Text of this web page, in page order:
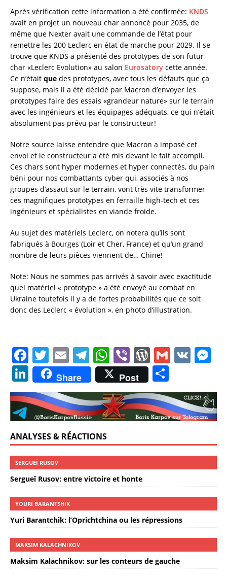
Après vérification cette information a été confirmée: KNDS
avait en projet un nouveau char annoncé pour 2035, de
même que Nexter avait une commande de l’état pour
remettre les 200 Leclerc en état de marche pour 2029. Il se
trouve que KNDS a présenté des prototypes de son futur
char «Leclerc Evolution» au salon Eurosatory cette année.
Ce n’était que des prototypes, avec tous les défauts que ça
suppose, mais il a été décidé par Macron d’envoyer les
prototypes faire des essais «grandeur nature» sur le terrain
avec les ingénieurs et les équipages adéquats, ce qui n’était
absolument pas prévu par le constructeur!
Notre source laisse entendre que Macron a imposé cet
envoi et le constructeur a été mis devant le fait accompli.
Ces chars sont hyper modernes et hyper connectés, du pain
béni pour nos combattants cyber qui, associés à nos
groupes d’assaut sur le terrain, vont très vite transformer
ces magnifiques prototypes en ferraille high-tech et ces
ingénieurs et spécialistes en viande froide.
Au sujet des matériels Leclerc, on notera qu’ils sont
fabriqués à Bourges (Loir et Cher, France) et qu’un grand
nombre de leurs pièces viennent de… Chine!
Note: Nous ne sommes pas arrivés à savoir avec exactitude
quel matériel « prototype » a été envoyé au combat en
Ukraine toutefois il y a de fortes probabilités que ce soit
donc des Leclerc « évolution », en photo d’illustration.
F
a
c
e
b
o
o
k
T
w
it
te
r
E
m
ai
l
T
el
e
gr
a
m
W
h
at
s
A
p
Vi
b
er
W
o
r
d
P
ss
G
ai
l
V
ss
e
n
er
Li
n
k
e
dI
n
Share Post
a
rt
a
g
er
ANALYSES & RÉACTIONS
SERGUEÏ RUSOV
Sergueï Rusov: entre victoire et honte
YOURI BARANTSHIK
Yuri Barantchik: l’Oprichtchina ou les répressions
MAKSIM KALACHNIKOV
Maksim Kalachnikov: sur les conteurs de gauche